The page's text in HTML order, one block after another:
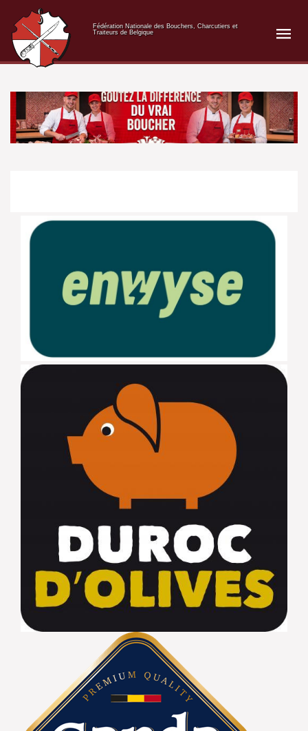
Fédération Nationale des Bouchers, Charcutiers et
Traiteurs de Belgique